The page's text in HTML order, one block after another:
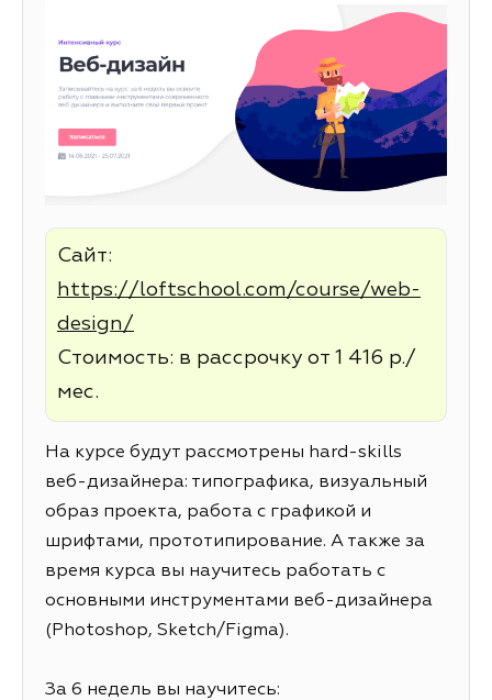
Сайт:
https://loftschool.com/course/web-
design/
Стоимость: в рассрочку от 1 416 р./
мес.
На курсе будут рассмотрены hard-skills
веб-дизайнера: типографика, визуальный
образ проекта, работа с графикой и
шрифтами, прототипирование. А также за
время курса вы научитесь работать с
основными инструментами веб-дизайнера
(Photoshop, Sketch/Figma).
За 6 недель вы научитесь: